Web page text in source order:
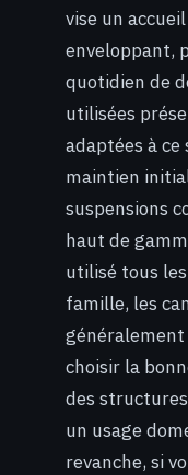
vise un
enveloppant,
quotidien de
utilisées
adaptées à
maintien
suspensions
haut de
utilisé tous
famille, les
choisir la
des
un usage
revanche, si